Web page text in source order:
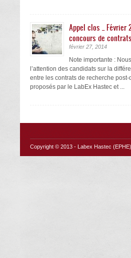
Appel clos _ Février
concours de
février 27, 2014
Note importante :
l’attention des candidats sur la
entre les contrats de recherche post-
proposés par le LabEx Hastec et ...
Copyright © 2013 - Labex Hastec (EPHE)